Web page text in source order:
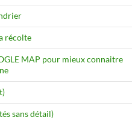
récolte
MAP pour mieux connaitre
sans détail)